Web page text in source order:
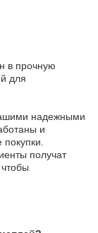
в прочную
для
надежными
и
получат